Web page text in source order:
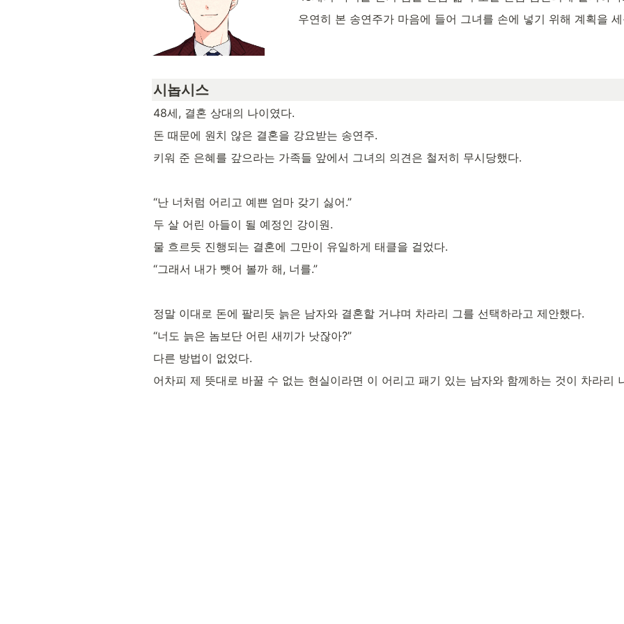
우연히 본 송연주가 마음에 들어 그녀를 손에 넣기 위해 계획을
시놉시스
48세, 결혼 상대의 나이였다.
돈 때문에 원치 않은 결혼을 강요받는 송연주.
키워 준 은혜를 갚으라는 가족들 앞에서 그녀의 의견은 철저히 무시당했다.
“난 너처럼 어리고 예쁜 엄마 갖기 싫어.”
두 살 어린 아들이 될 예정인 강이원.
물 흐르듯 진행되는 결혼에 그만이 유일하게 태클을 걸었다.
“그래서 내가 뺏어 볼까 해, 너를.”
정말 이대로 돈에 팔리듯 늙은 남자와 결혼할 거냐며 차라리 그를 선택하라고 제안했다.
“너도 늙은 놈보단 어린 새끼가 낫잖아?”
다른 방법이 없었다.
어차피 제 뜻대로 바꿀 수 없는 현실이라면 이 어리고 패기 있는 남자와 함께하는 것이 차라리